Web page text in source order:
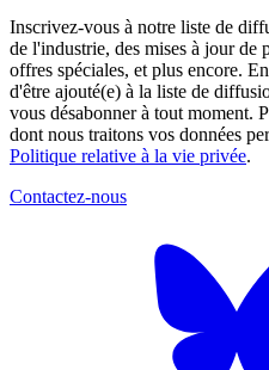
Inscrivez-vous à notre liste de
de l'industrie, des mises à jour de
offres spéciales, et plus encore.
d'être ajouté(e) à la liste de
vous désabonner à tout moment.
dont nous traitons vos données
Politique relative à la vie privée.
Contactez-nous